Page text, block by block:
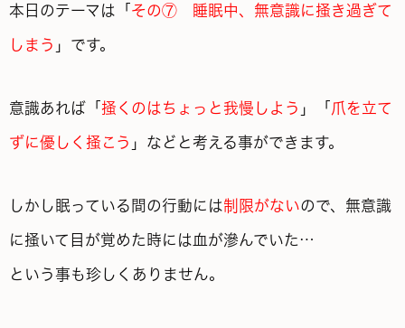
本日のテーマは「 その⑦ 睡眠中、無意識に掻き過ぎて
しまう 」です。
意識あれば「 掻くのはちょっと我慢しよう 」「 爪を立て
ずに優しく掻こう 」などと考える事ができます。
しかし眠っている間の行動には制限がないので、無意識
に掻いて目が覚めた時には血が滲んでいた…
という事も珍しくありません。